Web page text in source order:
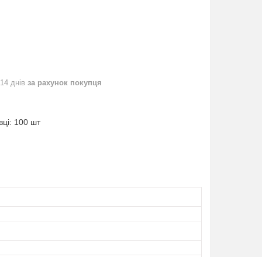
днів за рахунок покупця
100 шт